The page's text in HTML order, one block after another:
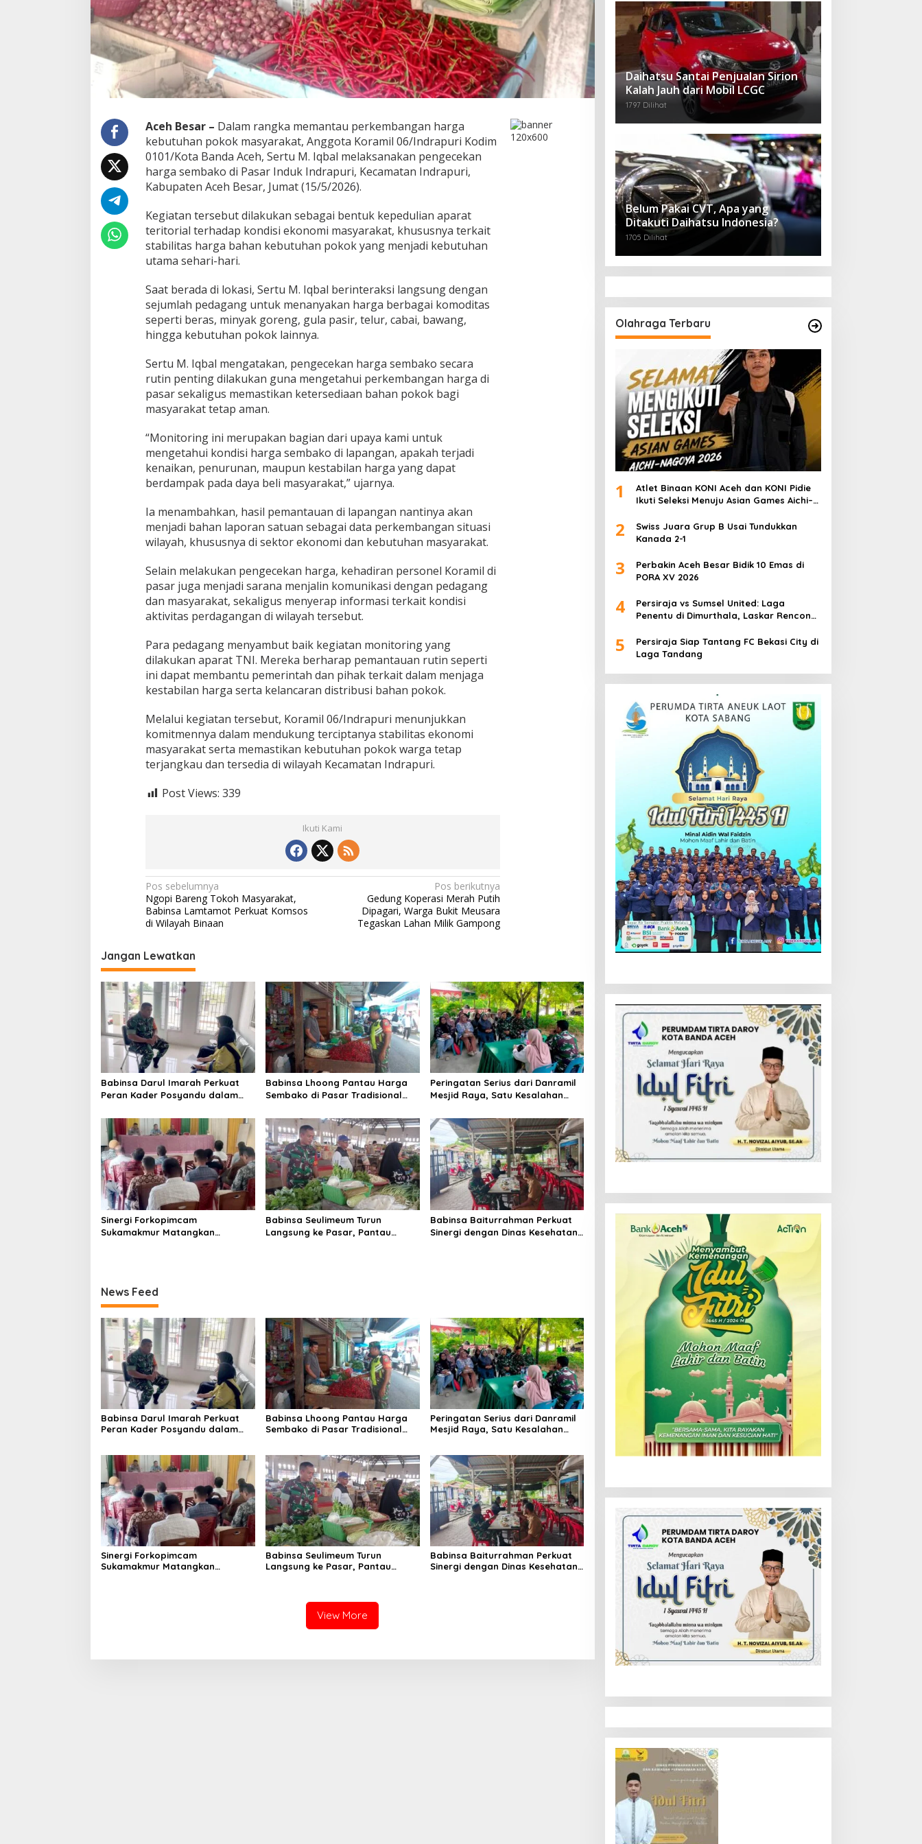
l
K
o
r
a
m
i
l
I
n
d
r
u
r
i
C
H
a
r
g
e
m
b
a
d
i
P
a
s
r
I
n
u
k
Aceh Besar – Dalam rangka memantau perkembangan harga
kebutuhan pokok masyarakat, Anggota Koramil 06/Indrapuri Kodim
0101/Kota Banda Aceh, Sertu M. Iqbal melaksanakan pengecekan
harga sembako di Pasar Induk Indrapuri, Kecamatan Indrapuri,
Kabupaten Aceh Besar, Jumat (15/5/2026).
Kegiatan tersebut dilakukan sebagai bentuk kepedulian aparat
teritorial terhadap kondisi ekonomi masyarakat, khususnya terkait
stabilitas harga bahan kebutuhan pokok yang menjadi kebutuhan
utama sehari-hari.
Saat berada di lokasi, Sertu M. Iqbal berinteraksi langsung dengan
sejumlah pedagang untuk menanyakan harga berbagai komoditas
seperti beras, minyak goreng, gula pasir, telur, cabai, bawang,
hingga kebutuhan pokok lainnya.
Sertu M. Iqbal mengatakan, pengecekan harga sembako secara
rutin penting dilakukan guna mengetahui perkembangan harga di
pasar sekaligus memastikan ketersediaan bahan pokok bagi
masyarakat tetap aman.
“Monitoring ini merupakan bagian dari upaya kami untuk
mengetahui kondisi harga sembako di lapangan, apakah terjadi
kenaikan, penurunan, maupun kestabilan harga yang dapat
berdampak pada daya beli masyarakat,” ujarnya.
Ia menambahkan, hasil pemantauan di lapangan nantinya akan
menjadi bahan laporan satuan sebagai data perkembangan situasi
wilayah, khususnya di sektor ekonomi dan kebutuhan masyarakat.
Selain melakukan pengecekan harga, kehadiran personel Koramil di
pasar juga menjadi sarana menjalin komunikasi dengan pedagang
dan masyarakat, sekaligus menyerap informasi terkait kondisi
aktivitas perdagangan di wilayah tersebut.
Para pedagang menyambut baik kegiatan monitoring yang
dilakukan aparat TNI. Mereka berharap pemantauan rutin seperti
ini dapat membantu pemerintah dan pihak terkait dalam menjaga
kestabilan harga serta kelancaran distribusi bahan pokok.
Melalui kegiatan tersebut, Koramil 06/Indrapuri menunjukkan
komitmennya dalam mendukung terciptanya stabilitas ekonomi
masyarakat serta memastikan kebutuhan pokok warga tetap
terjangkau dan tersedia di wilayah Kecamatan Indrapuri.
Post Views: 339
Ikuti Kami
N
a
v
i
g
a
s
i
p
o
s
Pos sebelumnya
Ngopi Bareng Tokoh Masyarakat,
Babinsa Lamtamot Perkuat Komsos
di Wilayah Binaan
Pos berikutnya
Gedung Koperasi Merah Putih
Dipagari, Warga Bukit Meusara
Tegaskan Lahan Milik Gampong
Jangan Lewatkan
Babinsa Darul Imarah Perkuat
Peran Kader Posyandu dalam
Babinsa Lhoong Pantau Harga
Sembako di Pasar Tradisional
Perkembangannya
Peringatan Serius dari Danramil
Mesjid Raya, Satu Kesalahan
hingga Satuan
Sinergi Forkopimcam
Sukamakmur Matangkan
Babinsa Seulimeum Turun
Langsung ke Pasar, Pantau
Babinsa Baiturrahman Perkuat
Sinergi dengan Dinas Kesehatan,
News Feed
Babinsa Darul Imarah Perkuat
Peran Kader Posyandu dalam
Babinsa Lhoong Pantau Harga
Sembako di Pasar Tradisional
Peringatan Serius dari Danramil
Mesjid Raya, Satu Kesalahan
Sinergi Forkopimcam
Sukamakmur Matangkan
Babinsa Seulimeum Turun
Langsung ke Pasar, Pantau
Babinsa Baiturrahman Perkuat
Sinergi dengan Dinas Kesehatan,
View More
Daihatsu Santai Penjualan Sirion
Kalah Jauh dari Mobil LCGC
1797 Dilihat
Belum Pakai CVT, Apa yang
Ditakuti Daihatsu Indonesia?
1705 Dilihat
Olahraga Terbaru
1
Atlet Binaan KONI Aceh dan KONI Pidie
Ikuti Seleksi Menuju Asian Games Aichi–
2
Swiss Juara Grup B Usai Tundukkan
Kanada 2-1
3
Perbakin Aceh Besar Bidik 10 Emas di
PORA XV 2026
4
Persiraja vs Sumsel United: Laga
Penentu di Dimurthala, Laskar Rencong
5
Persiraja Siap Tantang FC Bekasi City di
Laga Tandang